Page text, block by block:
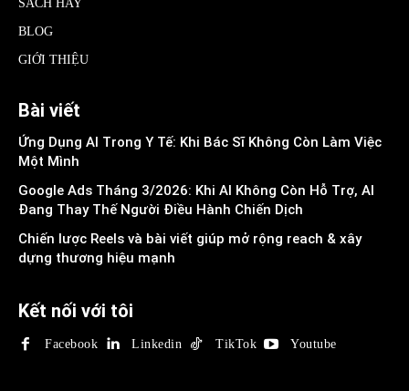
SÁCH HAY
BLOG
GIỚI THIỆU
Bài viết
Ứng Dụng AI Trong Y Tế: Khi Bác Sĩ Không Còn Làm Việc
Một Mình
Google Ads Tháng 3/2026: Khi AI Không Còn Hỗ Trợ, AI
Đang Thay Thế Người Điều Hành Chiến Dịch
Chiến lược Reels và bài viết giúp mở rộng reach & xây
dựng thương hiệu mạnh
Kết nối với tôi
Facebook Linkedin TikTok Youtube